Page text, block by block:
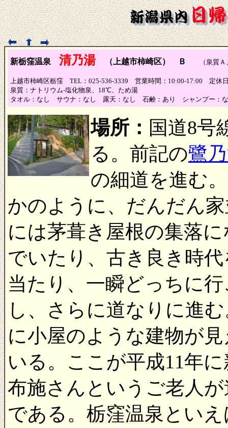
新栃窪温泉 清乃湯 （上越市柿崎区） Ｂ （泉質Ａ
上越市柿崎区栃窪 TEL：025-536-3339 営業時間：10:00-17:00 定休
泉質：ナトリウム-塩化物泉、18℃、ため湯
タオル：なし サウナ：なし 露天：なし 石鹸：あり シャンプー：
場所： 国道8号
る。前記の鷺
の細道を進む
かのように、だんだん
には茅葺き屋根の集落
でいたり、古き良き時
当たり、一瞬どっちに
し、さらに道なりに進
に小屋のような建物が
いる。ここが平成11年
布施さんというご老人
である。栃窪温泉とい